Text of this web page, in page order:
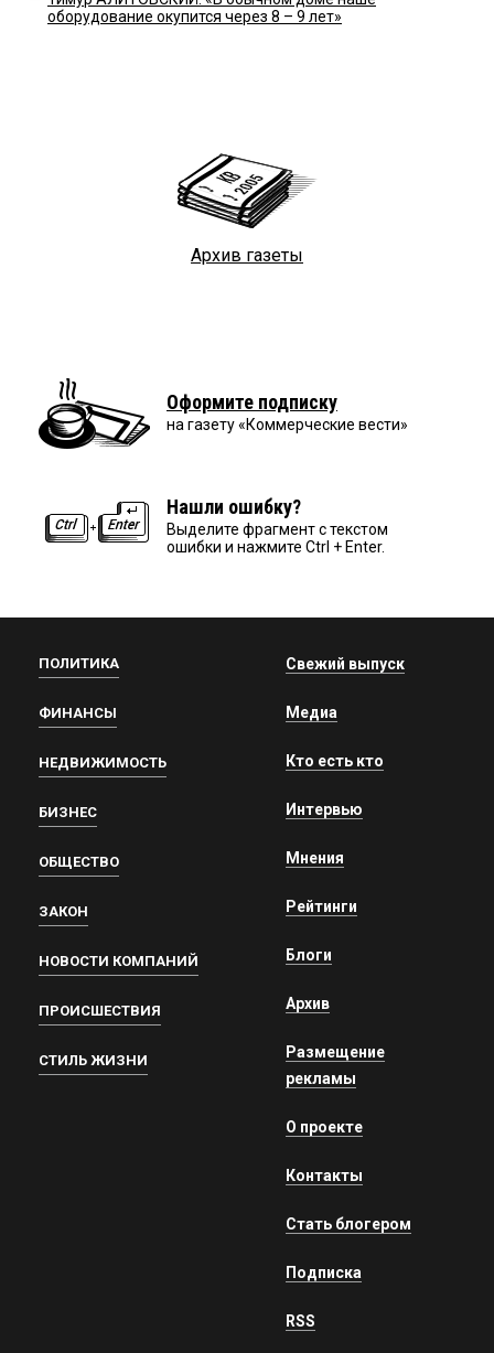
оборудование окупится через 8 – 9 лет»
Архив газеты
Оформите подписку
на газету «Коммерческие вести»
Нашли ошибку?
Выделите фрагмент с текстом
ошибки и нажмите Ctrl + Enter.
ПОЛИТИКА
ФИНАНСЫ
НЕДВИЖИМОСТЬ
БИЗНЕС
ОБЩЕСТВО
ЗАКОН
НОВОСТИ КОМПАНИЙ
ПРОИСШЕСТВИЯ
СТИЛЬ ЖИЗНИ
Свежий выпуск
Медиа
Кто есть кто
Интервью
Мнения
Рейтинги
Блоги
Архив
Размещение
рекламы
О проекте
Контакты
Стать блогером
Подписка
RSS